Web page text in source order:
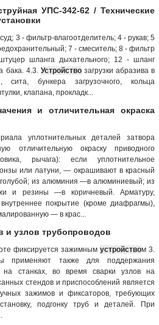
УПС-342-62 / Технические
3 - фильтр-влагоотделитель; 4 - рукав; 5
7 - смеситель; 8 - фильтр
шланга дыхательного; 12 - шланг
бака. 4.3. Устройствозагрузки абразива в
бункера загрузочного, кольца
клапана, прокладк...
и отличительная окраска
уплотнительных деталей затвора
отличительную окраску приводного
рычага): если уплотнительное
или латуни, — окрашивают в красный
из алюминия —в алюминиевый; из
и резины —в коричневый. Арматуру,
покрытие (кроме диафрагмы),
— в крас...
и узлов трубопроводов
фиксируется зажимным устройством 3.
применяют также для поддержания
станках, во время сварки узлов на
стендов и приспособлений является
зажимов и фиксаторов, требующих
подгонку труб и деталей. При